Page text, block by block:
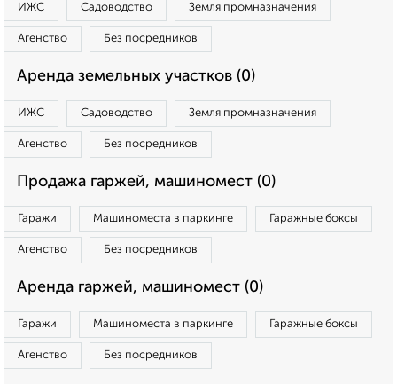
ИЖС Садоводство Земля промназначения
Агенство Без посредников
Аренда земельных участков (0)
ИЖС Садоводство Земля промназначения
Агенство Без посредников
Продажа гаржей, машиномест (0)
Гаражи Машиноместа в паркинге Гаражные боксы
Агенство Без посредников
Аренда гаржей, машиномест (0)
Гаражи Машиноместа в паркинге Гаражные боксы
Агенство Без посредников